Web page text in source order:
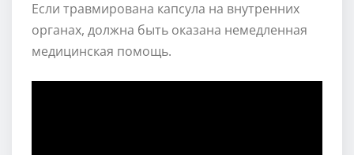
Если травмирована капсула на внутренних
органах, должна быть оказана немедленная
медицинская помощь.